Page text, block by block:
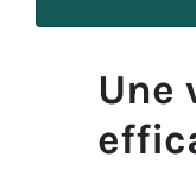
Une